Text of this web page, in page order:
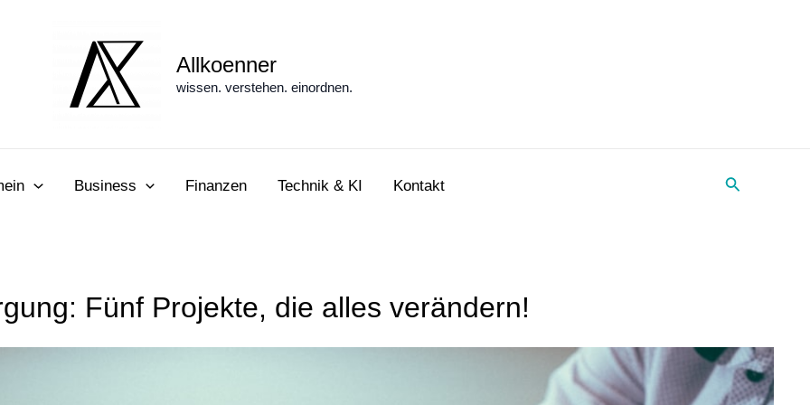
Allkoenner
wissen. verstehen. einordnen.
Business Finanzen Technik & KI Kontakt Suche
Fünf Projekte, die alles verändern!